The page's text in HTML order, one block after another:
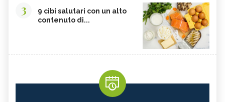
3
9 cibi salutari con un alto
contenuto di...